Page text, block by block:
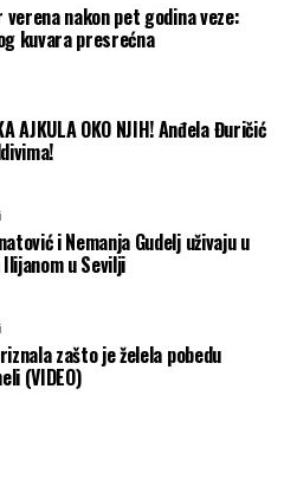
verena nakon pet godina veze:
kuvara presrećna
AJKULA OKO NJIH! Anđela Đuričić
i Nemanja Gudelj uživaju u
u Sevilji
zašto je želela pobedu
(VIDEO)